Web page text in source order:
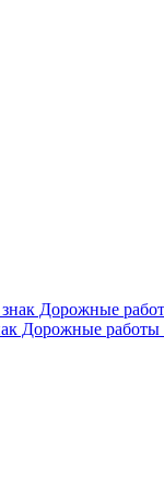
Дорожные работы